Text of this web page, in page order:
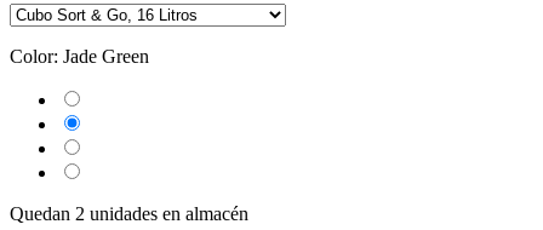
Color: Jade Green
Quedan 2 unidades en almacén